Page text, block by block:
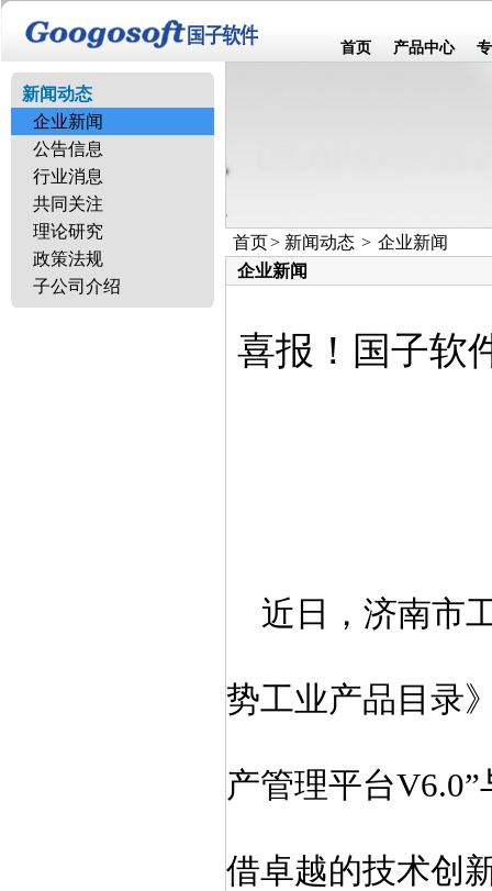
首页 产品中心
新闻动态
企业新闻
公告信息
行业消息
共同关注
理论研究
政策法规
子公司介绍
首页> 新闻动态 > 企业新闻
企业新闻
喜报！国子软
近日，济南市
势工业产品目录
产管理平台V6.0”
借卓越的技术创